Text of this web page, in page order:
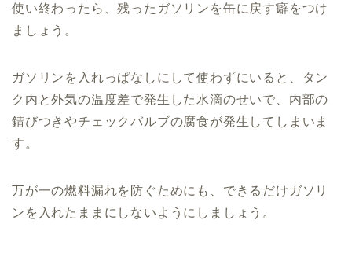
使い終わったら、残ったガソリンを缶に戻す癖をつけ
ましょう。
ガソリンを入れっぱなしにして使わずにいると、タン
ク内と外気の温度差で発生した水滴のせいで、内部の
錆びつきやチェックバルブの腐食が発生してしまいま
す。
万が一の燃料漏れを防ぐためにも、できるだけガソリ
ンを入れたままにしないようにしましょう。